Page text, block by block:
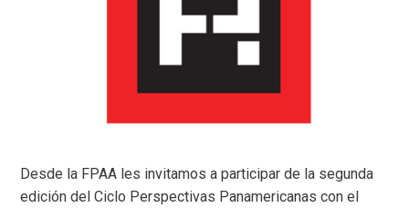
Desde la FPAA les invitamos a participar de la segunda
edición del Ciclo Perspectivas Panamericanas con el